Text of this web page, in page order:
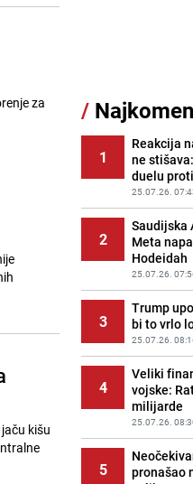
za
kišu
11
Cijela
najavljuje
PRIJE OKO 16H
12
Tajna
ajvara:
bogat
PRIJE 2 DANA
13
Borba
'grdosiju'
braća
PRIJE 2 DANA
14
Potresna
smrti
ne vrijedi
PRIJE OKO 9H
15
Gosti iz
smijali i
/
1
Reakcija
ne
duelu
25.07.26.
2
Saudijska
Meta
Hodeidah
25.07.26.
3
Trump
bi to vrlo
25.07.26.
4
Veliki
vojske:
milijarde
25.07.26.
5
pronašao